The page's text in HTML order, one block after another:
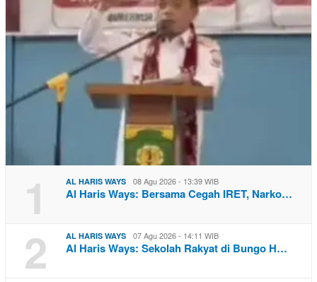
1 AL HARIS WAYS 08 Agu 2026 - 13:39 WIB
Al Haris Ways: Bersama Cegah IRET, Narko…
2 AL HARIS WAYS 07 Agu 2026 - 14:11 WIB
Al Haris Ways: Sekolah Rakyat di Bungo H…